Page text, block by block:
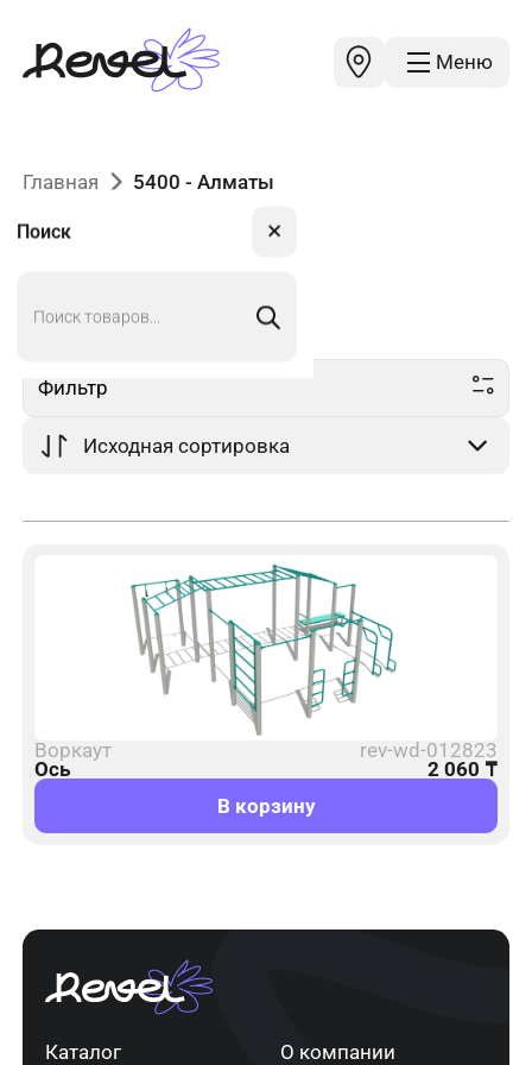
Меню
Поиск ✕
Главная 5400 - Алматы
5400в Алматы
Фильтр
Воркаут
rev-wd-012823
Ось
2 060 ₸
В корзину
Каталог О компании